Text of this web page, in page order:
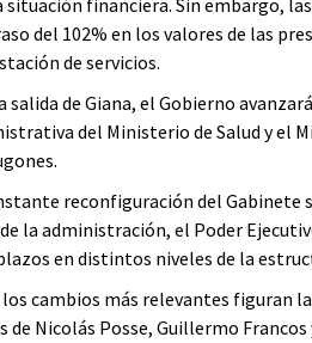
financiera. Sin embargo,
del 102% en los valores de las
de servicios.
salida de Giana, el Gobierno
del Ministerio de Salud y el
reconfiguración del Gabinete
la administración, el Poder
en distintos niveles de la
cambios más relevantes figuran
de Nicolás Posse, Guillermo